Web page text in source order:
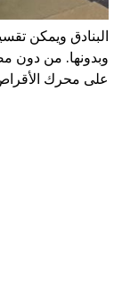
البنادق ويمكن
وبدونها. من دون
على محرك الأقراص